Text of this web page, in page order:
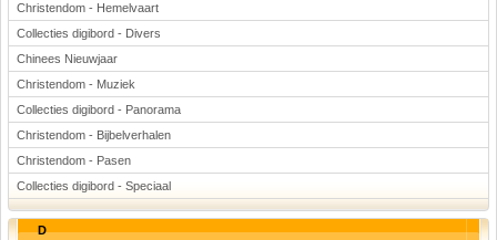
Christendom - Hemelvaart
Collecties digibord - Divers
Chinees Nieuwjaar
Christendom - Muziek
Collecties digibord - Panorama
Christendom - Bijbelverhalen
Christendom - Pasen
Collecties digibord - Speciaal
D